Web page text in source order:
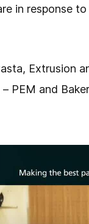
in response
Extrusion
PEM and